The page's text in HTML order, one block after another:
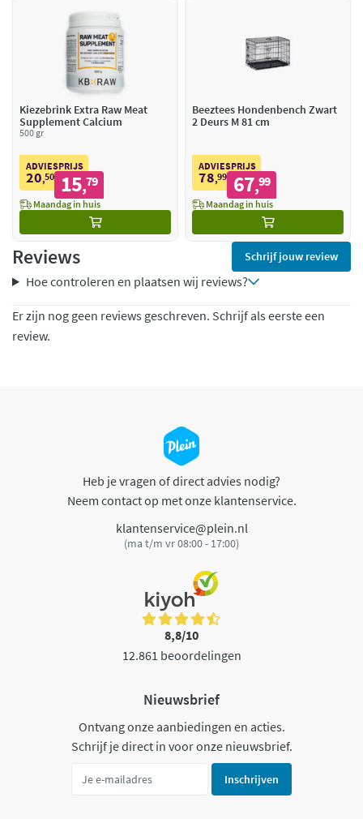
Kiezebrink Extra Raw Meat
Supplement Calcium
500 gr
ADVIESPRIJS
20,50 15,79
Maandag in huis
Beeztees Hondenbench Zwart
2 Deurs M 81 cm
ADVIESPRIJS
78,99 67,99
Maandag in huis
Reviews Schrijf jouw review
Hoe controleren en plaatsen wij reviews?
Er zijn nog geen reviews geschreven. Schrijf als eerste een
review.
Heb je vragen of direct advies nodig?
Neem contact op met onze klantenservice.
klantenservice@plein.nl
(ma t/m vr 08:00 - 17:00)
8,8/10
12.861 beoordelingen
Nieuwsbrief
Ontvang onze aanbiedingen en acties.
Schrijf je direct in voor onze nieuwsbrief.
Inschrijven